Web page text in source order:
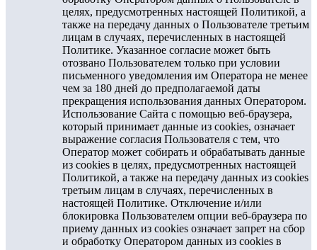
целях, предусмотренных настоящей Политикой, а
также на передачу данных о Пользователе третьим
лицам в случаях, перечисленных в настоящей
Политике. Указанное согласие может быть
отозвано Пользователем только при условии
письменного уведомления им Оператора не менее
чем за 180 дней до предполагаемой даты
прекращения использования данных Оператором.
Использование Сайта с помощью веб-браузера,
который принимает данные из cookies, означает
выражение согласия Пользователя с тем, что
Оператор может собирать и обрабатывать данные
из cookies в целях, предусмотренных настоящей
Политикой, а также на передачу данных из cookies
третьим лицам в случаях, перечисленных в
настоящей Политике. Отключение и/или
блокировка Пользователем опции веб-браузера по
приему данных из cookies означает запрет на сбор
и обработку Оператором данных из cookies в